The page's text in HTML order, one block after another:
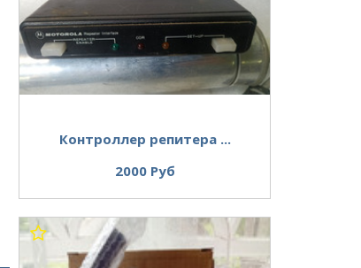
Контроллер репитера ...
2000 Руб